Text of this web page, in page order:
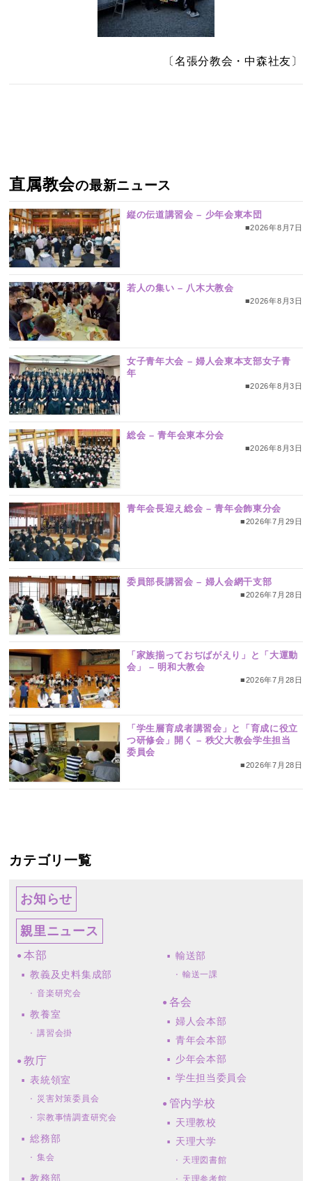
〔名張分教会・中森社友〕
直属教会の最新ニュース
縦の伝道講習会 – 少年会東本団
■2026年8月7日
若人の集い – 八木大教会
■2026年8月3日
女子青年大会 – 婦人会東本支部女子青
年
■2026年8月3日
総会 – 青年会東本分会
■2026年8月3日
青年会長迎え総会 – 青年会飾東分会
■2026年7月29日
委員部長講習会 – 婦人会網干支部
■2026年7月28日
「家族揃っておぢばがえり」と「大運動
会」 – 明和大教会
■2026年7月28日
「学生層育成者講習会」と「育成に役立
つ研修会」開く – 秩父大教会学生担当
委員会
■2026年7月28日
カテゴリ一覧
お知らせ
親里ニュース
本部
教義及史料集成部
音楽研究会
教養室
講習会掛
教庁
表統領室
災害対策委員会
宗教事情調査研究会
総務部
集会
教務部
輸送部
輸送一課
各会
婦人会本部
青年会本部
少年会本部
学生担当委員会
管内学校
天理教校
天理大学
天理図書館
天理参考館